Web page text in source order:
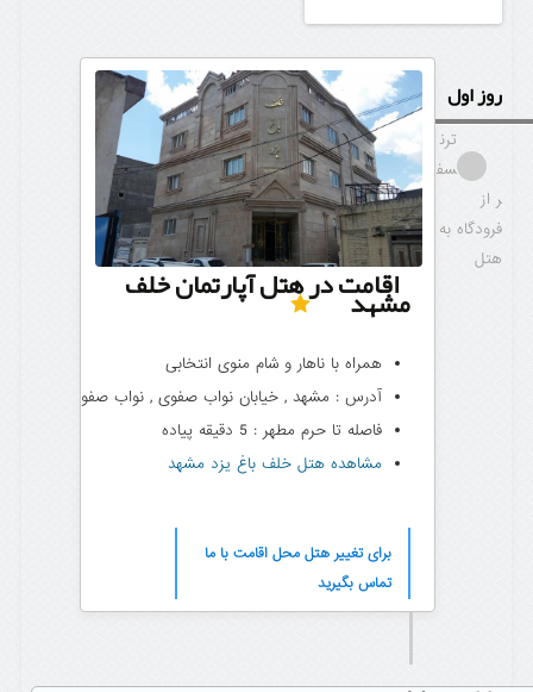
روز اول
ترن
سف
ر از
فرودگاه به
هتل
اقامت در هتل آپارتمان خلف
مشهد
همراه با ناهار و شام منوی انتخابی
آدرس : مشهد , خیابان نواب صفوی , نواب صفوی 9
فاصله تا حرم مطهر : 5 دقیقه پیاده
مشاهده هتل خلف باغ یزد مشهد
برای تغییر هتل محل اقامت با ما
تماس بگیرید